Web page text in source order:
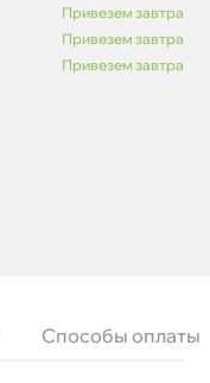
Привезем завтра
Привезем завтра
Привезем завтра
Способы оплаты